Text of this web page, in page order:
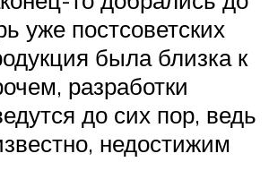
уже постсоветских
была близка к
разработки
до сих пор, ведь
недостижим